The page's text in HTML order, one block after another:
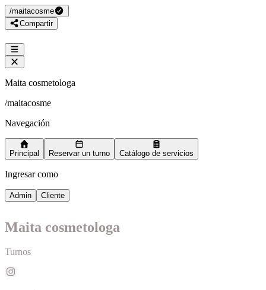
/maitacosme
Compartir
Maita cosmetologa
/maitacosme
Navegación
Principal Reservar un turno Catálogo de servicios
Ingresar como
Admin Cliente
Maita cosmetologa
Turnos